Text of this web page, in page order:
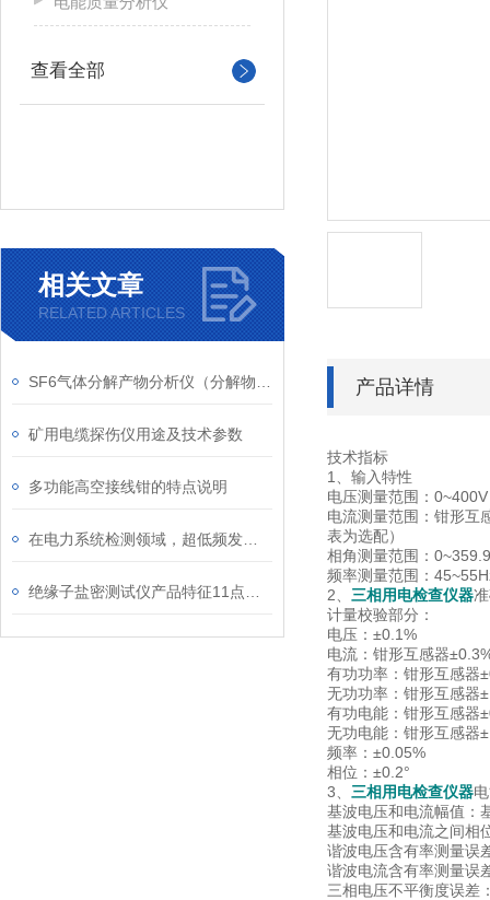
查看全部
相关文章
RELATED ARTICLES
矿用电缆探伤仪用途及技术参数
多功能高空接线钳的特点说明
产品详情
技术指标
1、输入特性
电压测量范围：
电流测量范围：钳形互
表为选配）
相角测量范围：
频率测量范围：
2、 三相用电检查仪器
计量校验部分：
电压：±0.1%
电流：钳形互感器
有功功率：钳形互感器
无功功率：钳形互感器
有功电能：钳形互感器
无功电能：钳形互感器
频率：±0.05%
相位：±0.2°
3、 三相用电检查仪器
基波电压和电流幅值：
基波电压和电流之间相
谐波电压含有率测量误
谐波电流含有率测量误
三相电压不平衡度误差